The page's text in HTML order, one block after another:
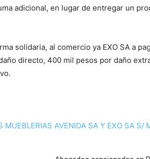
adicional, en lugar de entregar un
solidaria, al comercio ya EXO SA a
directo, 400 mil pesos por daño
MUEBLERIAS AVENIDA SA Y EXO SA S/